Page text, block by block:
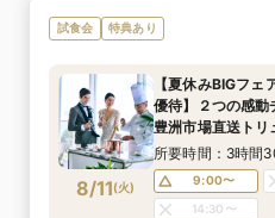
試食会 特典あり
8/11(火)
【夏休みBIGフ
優待】２つの感動
豊洲市場直送トリ
ドブル&特選牛網
スイーツ試食）×
所要時間：3時間
9:00〜
14:30〜